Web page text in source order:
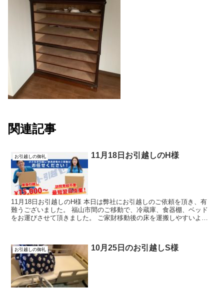
関連記事
お引越しの御礼 11月18日お引越しのH様
11月18日お引越しのH様 本日は弊社にお引越しのご依頼を頂き、有
難うございました。 福山市間のご移動で、冷蔵庫、食器棚、ベッド
をお運びさせて頂きました。 ご家財移動後の床を運搬しやすいよう
お引越しの御礼 10月25日のお引越しS様